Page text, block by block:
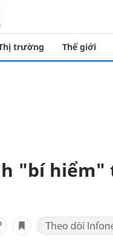
trường Thế giới
"bí hiểm"